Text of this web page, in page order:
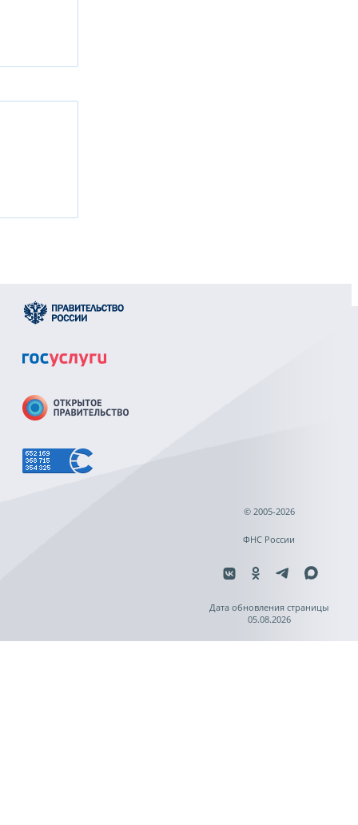
© 2005-2026
ФНС России
Дата обновления страницы
05.08.2026